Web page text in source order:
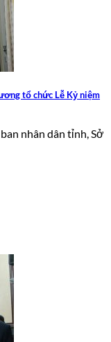
tổ chức Lễ Kỷ niệm
nhân dân tỉnh, Sở